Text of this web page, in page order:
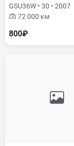
GSU36W • 30 • 2007
72 000 км
800₽